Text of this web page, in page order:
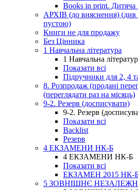
Books in print. Дитяча
АРХІВ (до вияснення) (див
пустою)
Книги не для продажу
Без Цінника
1 Навчальна література
1 Навчальна
Показати всі
Підручники для 2, 4
8. Розпродаж (продані
(переглядати раз на місяць)
9-2. Резерв (досписувати)
9-2. Резерв
Показати всі
Backlist
Резерв
4 ЕКЗАМЕНИ НК-Б
4 ЕКЗАМЕНИ НК-Б
Показати всі
ЕКЗАМЕН 2015 НК-
5 ЗОВНІШНЄ